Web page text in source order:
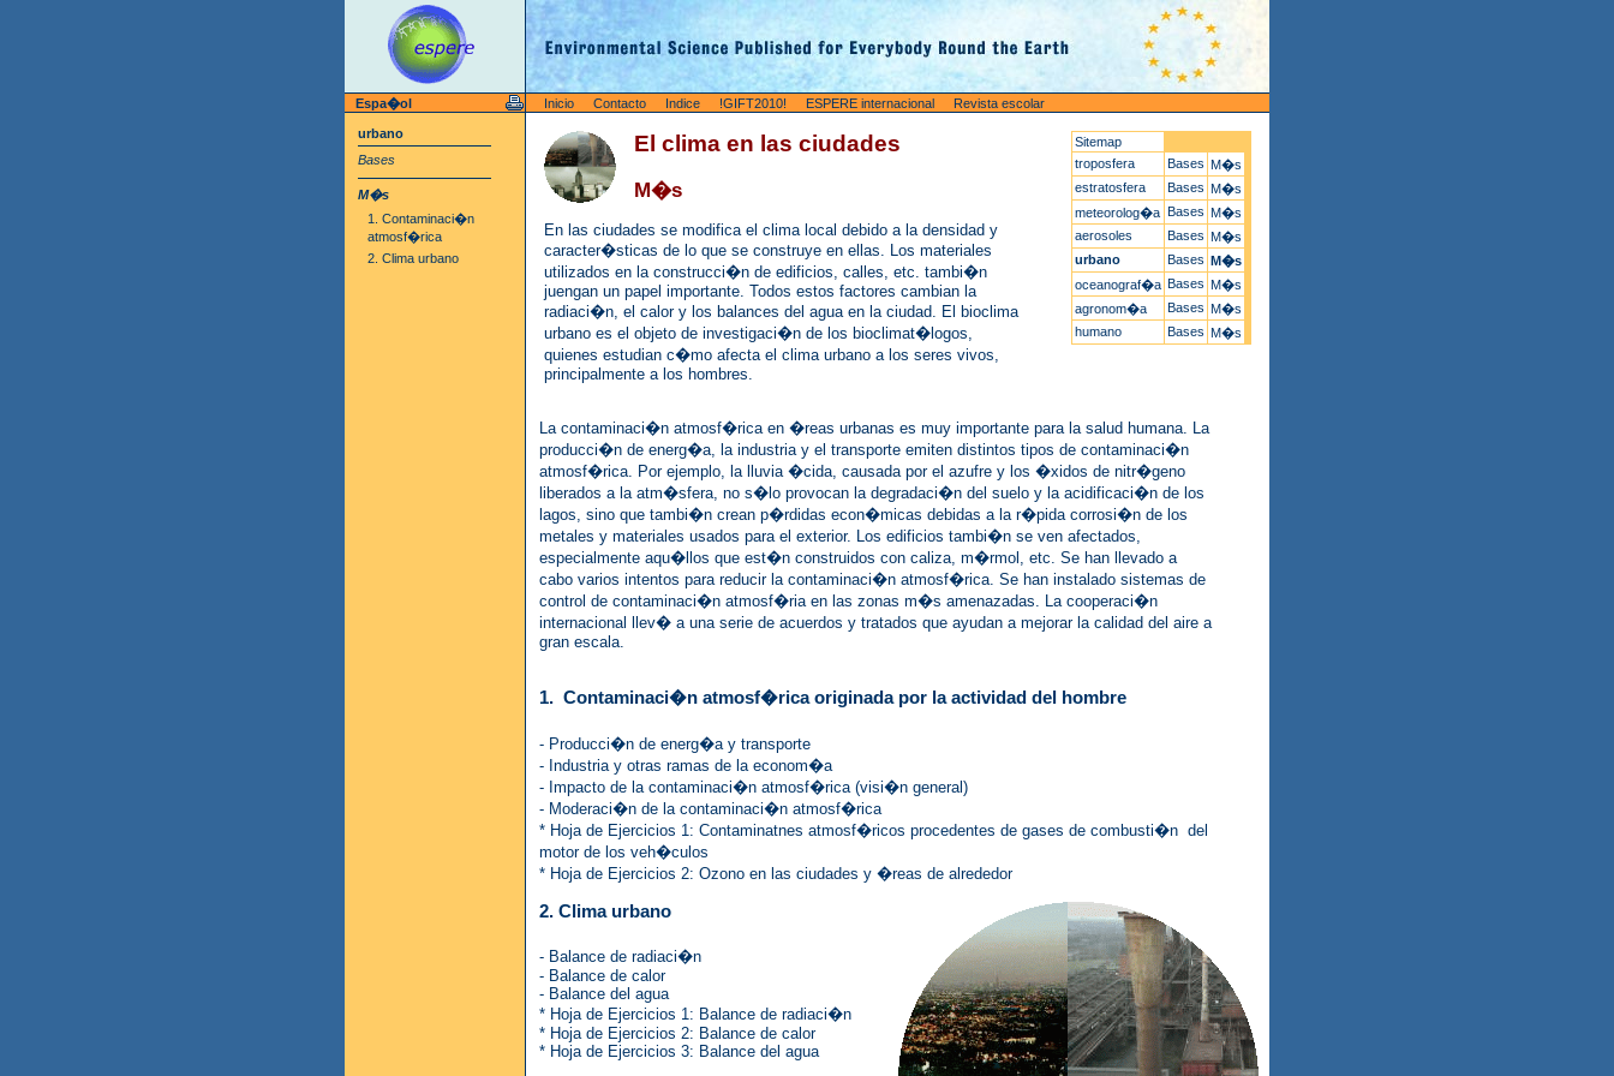
Espa�ol Inicio Contacto Indice !GIFT2010! ESPERE internacional Revista escolar
urbano
Bases
M�s
1. Contaminaci�n
atmosf�rica
2. Clima urbano
El clima en las ciudades
M�s
En las ciudades se modifica el clima local debido a la densidad y
caracter�sticas de lo que se construye en ellas. Los materiales
utilizados en la construcci�n de edificios, calles, etc. tambi�n
juengan un papel importante. Todos estos factores cambian la
radiaci�n, el calor y los balances del agua en la ciudad. El bioclima
urbano es el objeto de investigaci�n de los bioclimat�logos,
quienes estudian c�mo afecta el clima urbano a los seres vivos,
principalmente a los hombres.
Sitemap
troposfera
Bases M�s
estratosfera
Bases M�s
meteorolog�a Bases M�s
aerosoles
Bases M�s
urbano
Bases M�s
oceanograf�a Bases M�s
agronom�a
Bases M�s
humano
Bases M�s
La contaminaci�n atmosf�rica en �reas urbanas es muy importante para la salud humana. La
producci�n de energ�a, la industria y el transporte emiten distintos tipos de contaminaci�n
atmosf�rica. Por ejemplo, la lluvia �cida, causada por el azufre y los �xidos de nitr�geno
liberados a la atm�sfera, no s�lo provocan la degradaci�n del suelo y la acidificaci�n de los
lagos, sino que tambi�n crean p�rdidas econ�micas debidas a la r�pida corrosi�n de los
metales y materiales usados para el exterior. Los edificios tambi�n se ven afectados,
especialmente aqu�llos que est�n construidos con caliza, m�rmol, etc. Se han llevado a
cabo varios intentos para reducir la contaminaci�n atmosf�rica. Se han instalado sistemas de
control de contaminaci�n atmosf�ria en las zonas m�s amenazadas. La cooperaci�n
internacional llev� a una serie de acuerdos y tratados que ayudan a mejorar la calidad del aire a
gran escala.
1. Contaminaci�n atmosf�rica originada por la actividad del hombre
- Producci�n de energ�a y transporte
- Industria y otras ramas de la econom�a
- Impacto de la contaminaci�n atmosf�rica (visi�n general)
- Moderaci�n de la contaminaci�n atmosf�rica
* Hoja de Ejercicios 1: Contaminatnes atmosf�ricos procedentes de gases de combusti�n del
motor de los veh�culos
* Hoja de Ejercicios 2: Ozono en las ciudades y �reas de alrededor
2. Clima urbano
- Balance de radiaci�n
- Balance de calor
- Balance del agua
* Hoja de Ejercicios 1: Balance de radiaci�n
* Hoja de Ejercicios 2: Balance de calor
* Hoja de Ejercicios 3: Balance del agua